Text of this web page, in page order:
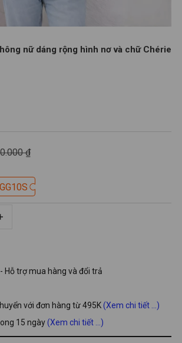
nữ dáng rộng hình nơ và chữ Chérie
₫
Hỗ trợ mua hàng và đổi trả
với đơn hàng từ 495K(Xem chi tiết ...)
15 ngày(Xem chi tiết ...)
GG10S
GG10S